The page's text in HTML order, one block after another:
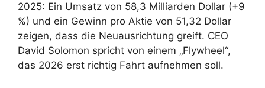
2025: Ein Umsatz von 58,3 Milliarden Dollar (+9
%) und ein Gewinn pro Aktie von 51,32 Dollar
zeigen, dass die Neuausrichtung greift. CEO
David Solomon spricht von einem „Flywheel“,
das 2026 erst richtig Fahrt aufnehmen soll.